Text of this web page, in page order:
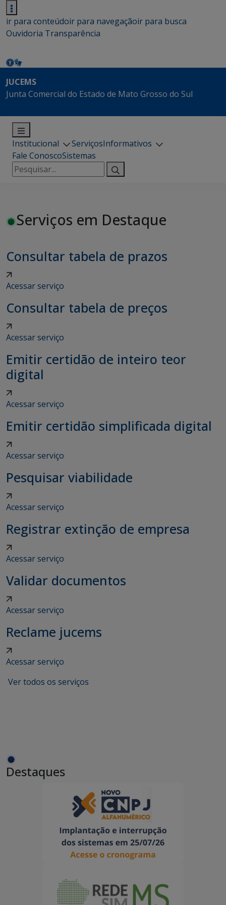
ir para conteúdoir para navegaçãoir para busca
Ouvidoria Transparência
JUCEMS
Junta Comercial do Estado de Mato Grosso do Sul
Institucional ServiçosInformativos
Fale ConoscoSistemas
Pesquisar
por:
Serviços em Destaque
Consultar tabela de prazos
Acessar serviço
Consultar tabela de preços
Acessar serviço
Emitir certidão de inteiro teor
digital
Acessar serviço
Emitir certidão simplificada digital
Acessar serviço
Pesquisar viabilidade
Acessar serviço
Registrar extinção de empresa
Acessar serviço
Validar documentos
Acessar serviço
Reclame jucems
Acessar serviço
Ver todos os serviços
Destaques